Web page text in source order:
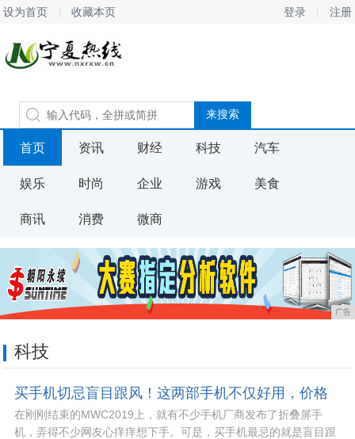
设为首页 收藏本页 登录 注册
首页 资讯 财经 科技 汽车
娱乐 时尚 企业 游戏 美食
商讯 消费 微商
广告
科技
买手机切忌盲目跟风！这两部手机不仅好用，价格
还挺友好!
在刚刚结束的MWC2019上，就有不少手机厂商发布了折叠屏手
机，弄得不少网友心痒痒想下手。可是，买手机最忌的就是盲目跟